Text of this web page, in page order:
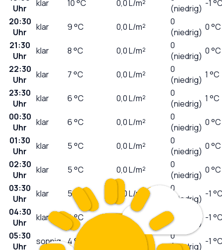
Uhr
klar 10°C 0,0L/m²
(niedrig) -1
20:30
Uhr
klar 9°C 0,0L/m²
0
(niedrig) 0 °C
21:30
Uhr
klar 8°C 0,0L/m²
0
(niedrig) 0 °C
22:30
Uhr
klar 7°C 0,0L/m²
0
(niedrig) 1 °C
23:30
Uhr
klar 6°C 0,0L/m²
0
(niedrig) 1 °C
00:30
Uhr
klar 6°C 0,0L/m²
0
(niedrig) 0 °C
01:30
Uhr
klar 5°C 0,0L/m²
0
(niedrig) 0 °C
02:30
Uhr
klar 5°C 0,0L/m²
0
(niedrig) 0 °C
03:30
Uhr
klar 5°C 0,0L/m²
0
(niedrig) -1
04:30
Uhr
klar 4°C 0,0L/m²
0
(niedrig) -1
05:30
Uhr
sonnig 4°C
0
(niedrig) -1